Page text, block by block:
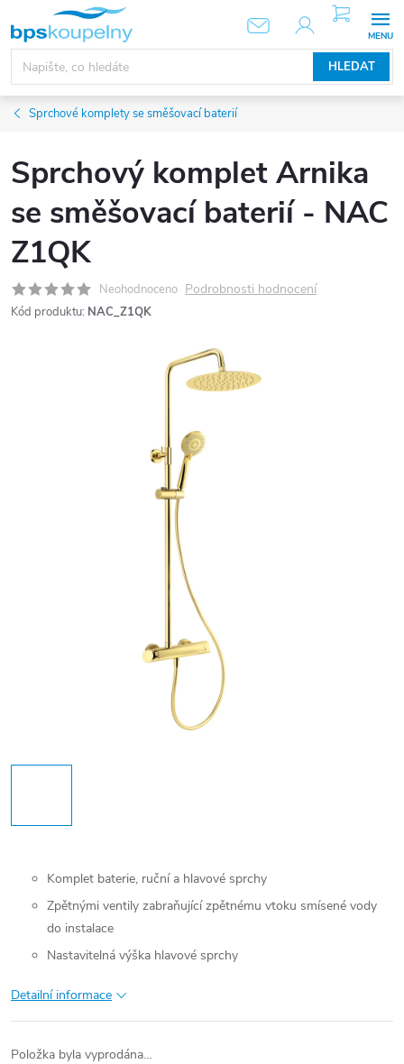
obsah
HLEDAT
NÁKUPNÍ
KOŠÍK
Sprchové komplety se směšovací baterií
Sprchový komplet Arnika
se směšovací baterií - NAC
Z1QK
Neohodnoceno Podrobnosti hodnocení
Kód produktu: NAC_Z1QK
Komplet baterie, ruční a hlavové sprchy
Zpětnými ventily zabraňující zpětnému vtoku smísené vody
do instalace
Nastavitelná výška hlavové sprchy
Detailní informace
Položka byla vyprodána…